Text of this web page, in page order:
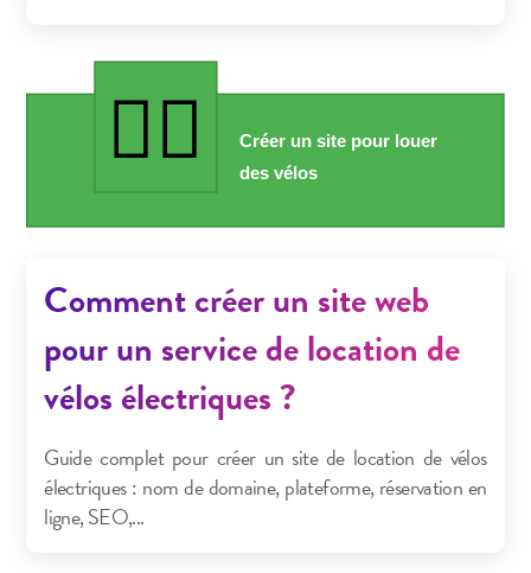
Comment créer un site web
pour un service de location de
vélos électriques ?
Guide complet pour créer un site de location de vélos
électriques : nom de domaine, plateforme, réservation en
ligne, SEO,...